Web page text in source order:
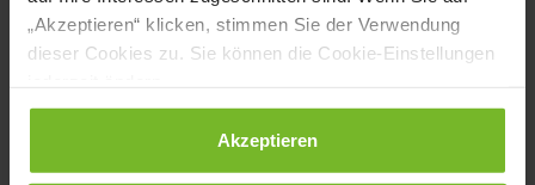
„Akzeptieren“ klicken, stimmen Sie der Verwendung
dieser Cookies zu. Sie können die Cookie-Einstellungen
Datenschutzerklärung|Impressum
Akzeptieren
Die Country Deep Crinkers sind mit einer
aromatischen Kräuterwürzung vorgewürzt und nach
dem Frittieren sofort servierbereit. Foto: © McCain
GmbH
Einfaches Handling – entwickelt für den